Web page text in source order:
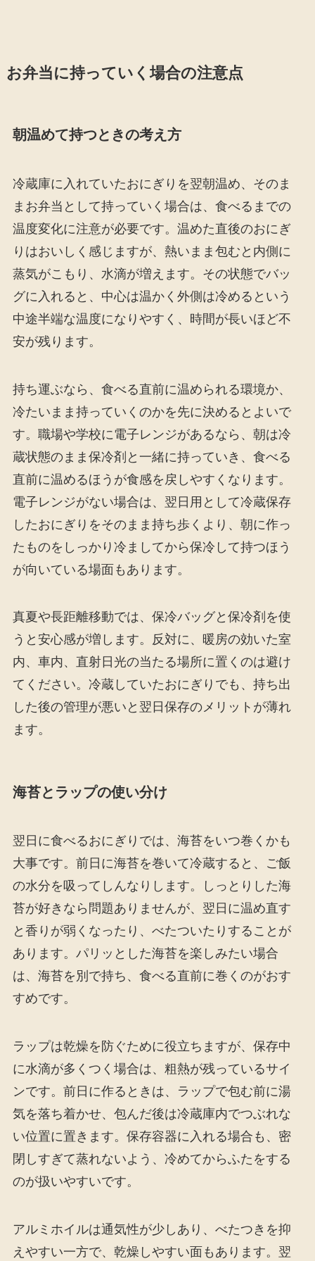
お弁当に持っていく場合の注意点
朝温めて持つときの考え方
冷蔵庫に入れていたおにぎりを翌朝温め、そのま
まお弁当として持っていく場合は、食べるまでの
温度変化に注意が必要です。温めた直後のおにぎ
りはおいしく感じますが、熱いまま包むと内側に
蒸気がこもり、水滴が増えます。その状態でバッ
グに入れると、中心は温かく外側は冷めるという
中途半端な温度になりやすく、時間が長いほど不
安が残ります。
持ち運ぶなら、食べる直前に温められる環境か、
冷たいまま持っていくのかを先に決めるとよいで
す。職場や学校に電子レンジがあるなら、朝は冷
蔵状態のまま保冷剤と一緒に持っていき、食べる
直前に温めるほうが食感を戻しやすくなります。
電子レンジがない場合は、翌日用として冷蔵保存
したおにぎりをそのまま持ち歩くより、朝に作っ
たものをしっかり冷ましてから保冷して持つほう
が向いている場面もあります。
真夏や長距離移動では、保冷バッグと保冷剤を使
うと安心感が増します。反対に、暖房の効いた室
内、車内、直射日光の当たる場所に置くのは避け
てください。冷蔵していたおにぎりでも、持ち出
した後の管理が悪いと翌日保存のメリットが薄れ
ます。
海苔とラップの使い分け
翌日に食べるおにぎりでは、海苔をいつ巻くかも
大事です。前日に海苔を巻いて冷蔵すると、ご飯
の水分を吸ってしんなりします。しっとりした海
苔が好きなら問題ありませんが、翌日に温め直す
と香りが弱くなったり、べたついたりすることが
あります。パリッとした海苔を楽しみたい場合
は、海苔を別で持ち、食べる直前に巻くのがおす
すめです。
ラップは乾燥を防ぐために役立ちますが、保存中
に水滴が多くつく場合は、粗熱が残っているサイ
ンです。前日に作るときは、ラップで包む前に湯
気を落ち着かせ、包んだ後は冷蔵庫内でつぶれな
い位置に置きます。保存容器に入れる場合も、密
閉しすぎて蒸れないよう、冷めてからふたをする
のが扱いやすいです。
アルミホイルは通気性が少しあり、べたつきを抑
えやすい一方で、乾燥しやすい面もあります。翌